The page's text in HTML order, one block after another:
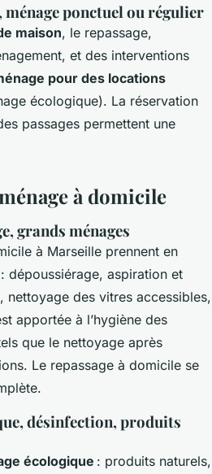
ménage ponctuel ou régulier
maison, le repassage,
et des interventions
pour des locations
écologique). La réservation
passages permettent une
à domicile
grands ménages
à Marseille prennent en
: dépoussiérage, aspiration et
nettoyage des vitres accessibles,
apportée à l’hygiène des
que le nettoyage après
Le repassage à domicile se
désinfection, produits
écologique : produits naturels,